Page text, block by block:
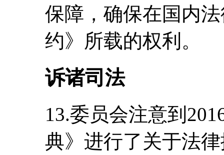
保障，确保在国内
约》所载的权利。
诉诸司法
13.委员会注意到
典》进行了关于法